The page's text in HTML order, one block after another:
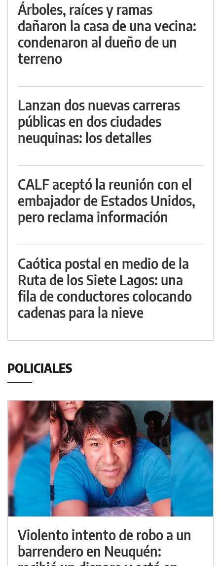
Árboles, raíces y ramas
dañaron la casa de una vecina:
condenaron al dueño de un
terreno
Lanzan dos nuevas carreras
públicas en dos ciudades
neuquinas: los detalles
CALF aceptó la reunión con el
embajador de Estados Unidos,
pero reclama información
Caótica postal en medio de la
Ruta de los Siete Lagos: una
fila de conductores colocando
cadenas para la nieve
POLICIALES
Violento intento de robo a un
barrendero en Neuquén: